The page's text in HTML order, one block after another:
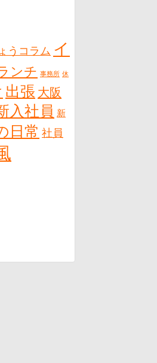
うコラム イ
ンチ 事務所 休
出張 大阪
入社員 新
日常 社員